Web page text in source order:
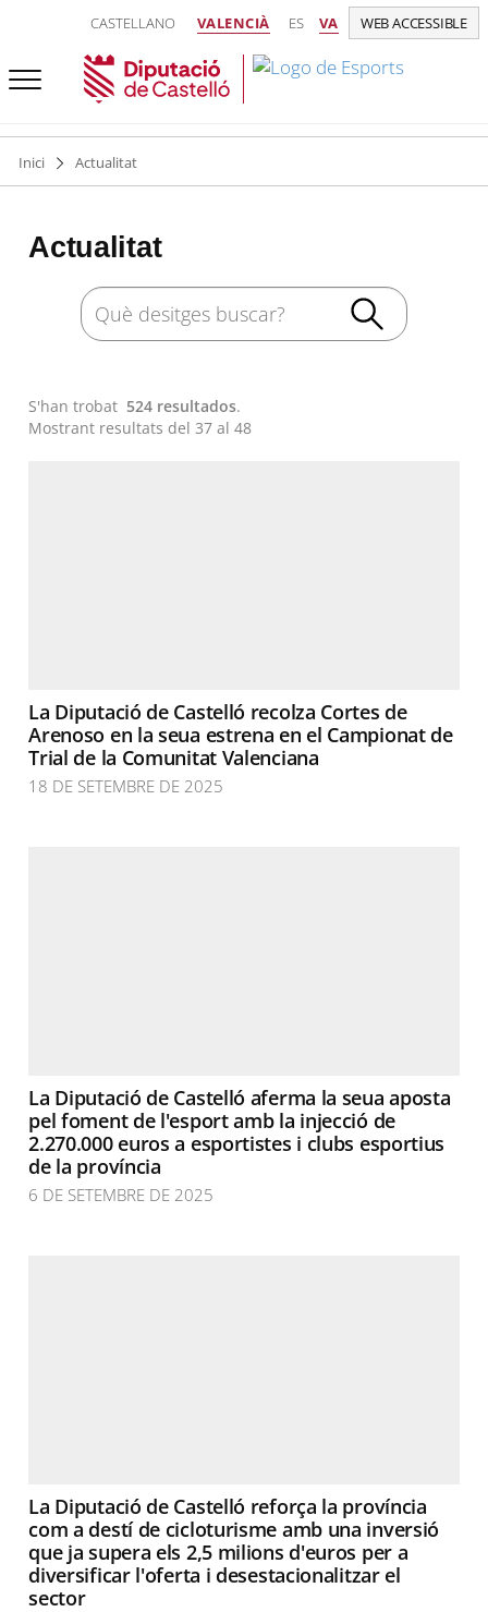
CASTELLANO VALENCIÀ ES VA WEB ACCESSIBLE
Inici Actualitat
Actualitat
S'han trobat524 resultados.
Mostrant resultats del 37 al 48
La Diputació de Castelló recolza Cortes de
Arenoso en la seua estrena en el Campionat de
Trial de la Comunitat Valenciana
18 DE SETEMBRE DE 2025
La Diputació de Castelló aferma la seua aposta
pel foment de l'esport amb la injecció de
2.270.000 euros a esportistes i clubs esportius
de la província
6 DE SETEMBRE DE 2025
La Diputació de Castelló reforça la província
com a destí de cicloturisme amb una inversió
que ja supera els 2,5 milions d'euros per a
diversificar l'oferta i desestacionalitzar el
sector